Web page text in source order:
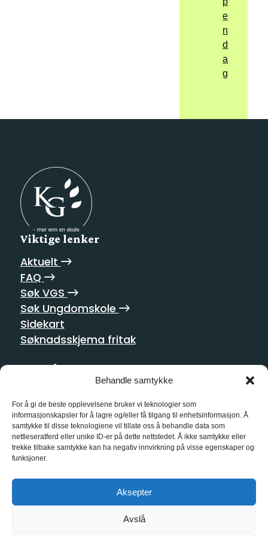
Behandle samtykke
For å gi de beste opplevelsene bruker vi teknologier som
informasjonskapsler for å lagre og/eller få tilgang til enhetsinformasjon. Å
samtykke til disse teknologiene vil tillate oss å behandle data som
nettleseratferd eller unike ID-er på dette nettstedet. Å ikke samtykke eller
trekke tilbake samtykke kan ha negativ innvirkning på visse egenskaper og
funksjoner.
Aksepter
Avslå
e
n
d
a
g
Viktige lenker
Aktuelt
FAQ
Søk VGS
Søk Ungdomskole
Sidekart
Søknadsskjema fritak
Postadresse
0352 Oslo
Kontakt oss
21 55 10 00